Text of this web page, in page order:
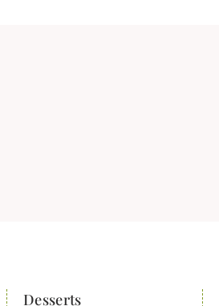
Desserts